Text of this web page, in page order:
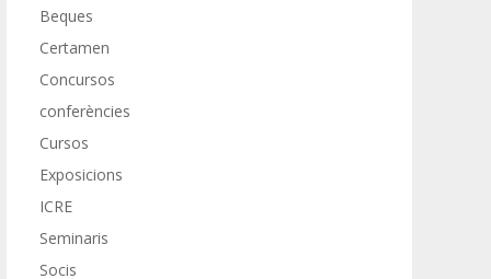
Beques
Certamen
Concursos
conferències
Cursos
Exposicions
ICRE
Seminaris
Socis